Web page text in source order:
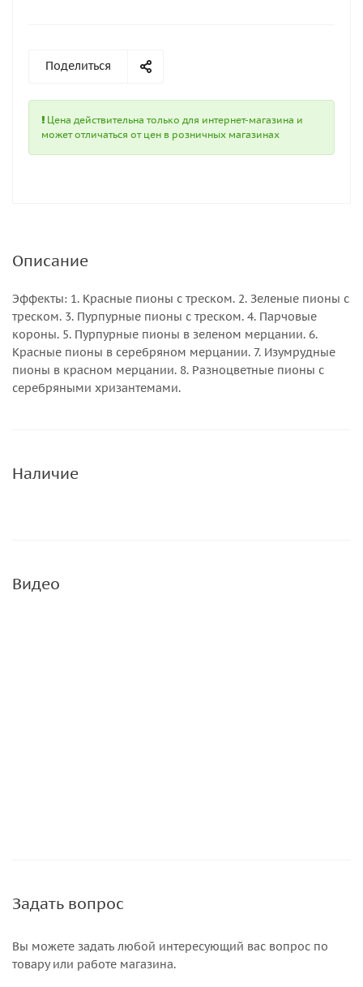
Поделиться
Цена действительна только для интернет-магазина и
может отличаться от цен в розничных магазинах
Описание
Эффекты: 1. Красные пионы с треском. 2. Зеленые пионы с
треском. 3. Пурпурные пионы с треском. 4. Парчовые
короны. 5. Пурпурные пионы в зеленом мерцании. 6.
Красные пионы в серебряном мерцании. 7. Изумрудные
пионы в красном мерцании. 8. Разноцветные пионы с
серебряными хризантемами.
Наличие
Видео
Задать вопрос
Вы можете задать любой интересующий вас вопрос по
товару или работе магазина.